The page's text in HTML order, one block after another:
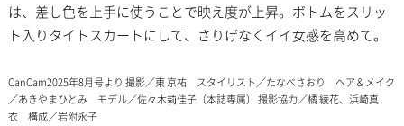
は、差し色を上手に使うことで映え度が上昇。ボトムをスリッ
ト入りタイトスカートにして、さりげなくイイ女感を高めて。
CanCam2025年8月号より 撮影／東 京祐 スタイリスト／たなべさおり ヘア＆メイク
／あきやまひとみ モデル／佐々木莉佳子（本誌専属） 撮影協力／橘 綾花、浜崎真
衣 構成／岩附永子